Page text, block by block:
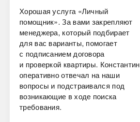
Хорошая услуга «Личный
помощник». За вами закрепляют
менеджера, который подбирает
для вас варианты, помогает
с подписанием договора
и проверкой квартиры. Константин
оперативно отвечал на наши
вопросы и подстраивался под
возникающие в ходе поиска
требования.